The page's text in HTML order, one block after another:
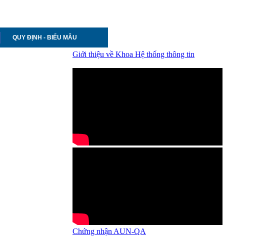
QUY ĐỊNH - BIỂU MẪU
Giới thiệu về Khoa Hệ thống thông tin
Chứng nhận AUN-QA